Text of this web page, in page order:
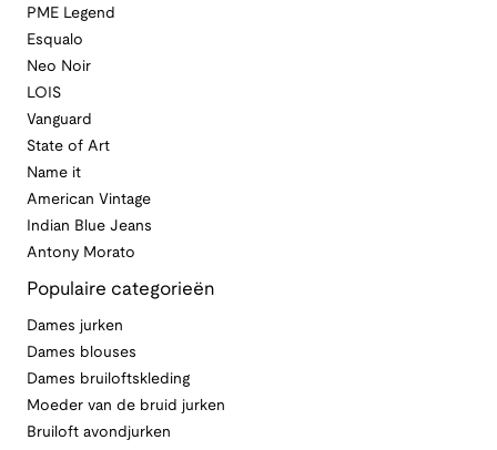
PME Legend
Esqualo
Neo Noir
LOIS
Vanguard
State of Art
Name it
American Vintage
Indian Blue Jeans
Antony Morato
Populaire categorieën
Dames jurken
Dames blouses
Dames bruiloftskleding
Moeder van de bruid jurken
Bruiloft avondjurken